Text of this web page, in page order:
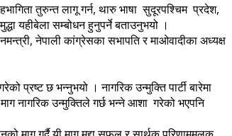
तुरुन्त लागू गर्न, थारु भाषा सुदूरपश्चिम प्रदेश,
यहीबेला सम्बोधन हुनुपर्ने बताउनुभयो ।
नेपाली कांग्रेसका सभापति र माओवादीका अध्यक्ष
प्रष्ट छ भन्नुभयो । नागरिक उन्मुक्ति पार्टी बारेमा
नागरिक उन्मुक्तिले गर्छ भन्ने आशा गरेको भएपनि